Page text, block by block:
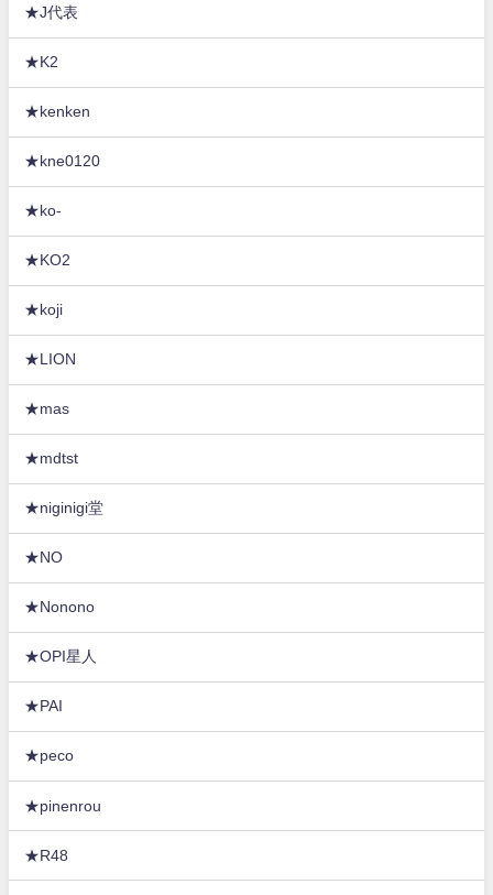
★J代表
★K2
★kenken
★kne0120
★ko-
★KO2
★koji
★LION
★mas
★mdtst
★niginigi堂
★NO
★Nonono
★OPI星人
★PAI
★peco
★pinenrou
★R48